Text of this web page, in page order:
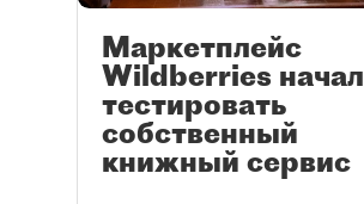
Маркетплейс
Wildberries начал
тестировать
собственный
книжный сервис